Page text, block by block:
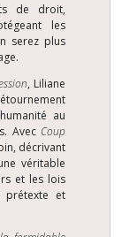
de droit,
les
serez plus
, Liliane
au
Avec Coup
décrivant
véritable
et les lois
prétexte et